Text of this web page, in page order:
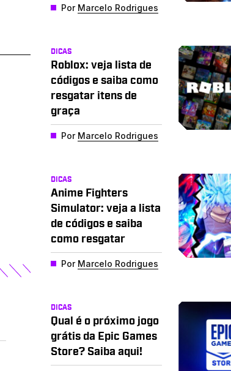
Por Marcelo Rodrigues
DICAS
Roblox: veja lista de
códigos e saiba como
resgatar itens de
graça
Por Marcelo Rodrigues
DICAS
Anime Fighters
Simulator: veja a lista
de códigos e saiba
como resgatar
Por Marcelo Rodrigues
DICAS
Qual é o próximo jogo
grátis da Epic Games
Store? Saiba aqui!